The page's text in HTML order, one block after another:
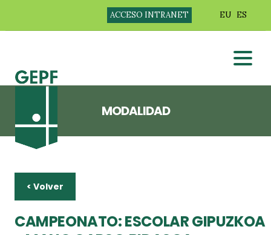
ACCESO INTRANET EU ES
MODALIDAD
< Volver
CAMPEONATO: ESCOLAR GIPUZKOA